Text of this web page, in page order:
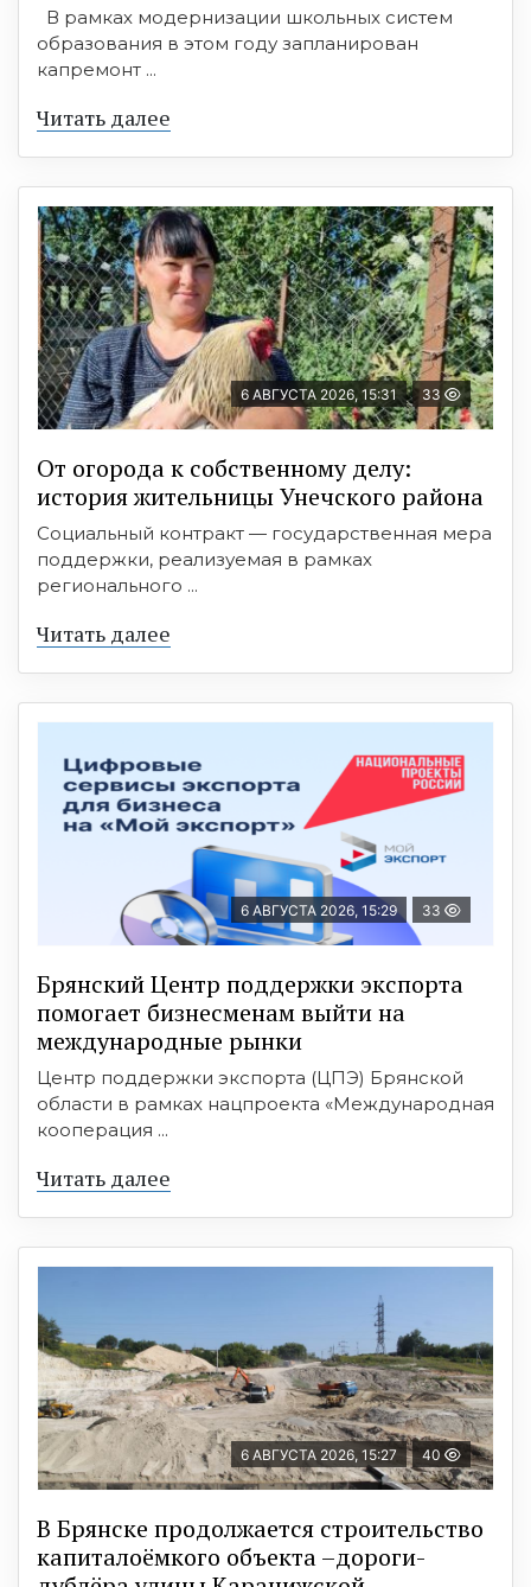
В рамках модернизации школьных систем
образования в этом году запланирован
капремонт ...
Читать далее
6 АВГУСТА 2026, 15:31 33
От огорода к собственному делу:
история жительницы Унечского района
Социальный контракт — государственная мера
поддержки, реализуемая в рамках
регионального ...
Читать далее
6 АВГУСТА 2026, 15:29 33
Брянский Центр поддержки экспорта
помогает бизнесменам выйти на
международные рынки
Центр поддержки экспорта (ЦПЭ) Брянской
области в рамках нацпроекта «Международная
кооперация ...
Читать далее
6 АВГУСТА 2026, 15:27 40
В Брянске продолжается строительство
капиталоёмкого объекта –дороги-